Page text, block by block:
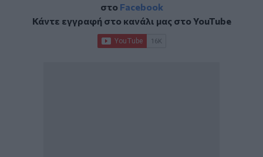
στο Facebook
Κάντε εγγραφή στο κανάλι μας στοYouTube